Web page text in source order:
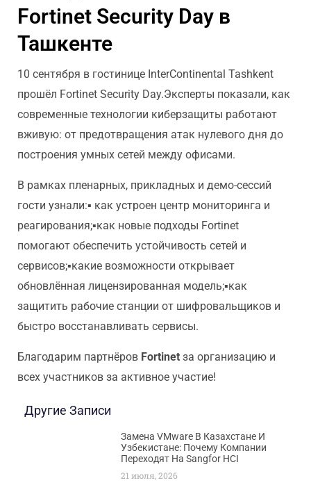
Fortinet Security Day в
Ташкенте
10 сентября в гостинице InterContinental Tashkent
прошёл Fortinet Security Day.Эксперты показали, как
современные технологии киберзащиты работают
вживую: от предотвращения атак нулевого дня до
построения умных сетей между офисами.
В рамках пленарных, прикладных и демо-сессий
гости узнали:▪️ как устроен центр мониторинга и
реагирования;▪️как новые подходы Fortinet
помогают обеспечить устойчивость сетей и
сервисов;▪️какие возможности открывает
обновлённая лицензированная модель;▪️как
защитить рабочие станции от шифровальщиков и
быстро восстанавливать сервисы.
Благодарим партнёров Fortinet за организацию и
всех участников за активное участие!
Другие Записи
Замена VMware В Казахстане И
Узбекистане: Почему Компании
Переходят На Sangfor HCI
21 июля, 2026